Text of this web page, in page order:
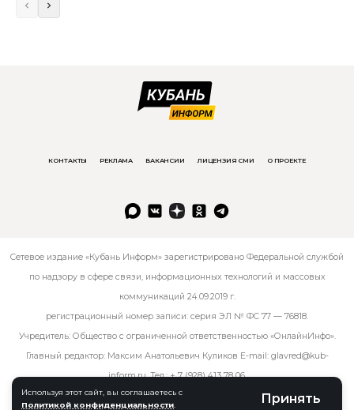
Используя этот сайт, вы соглашаетесь с
Политикой конфиденциальности
Принять
КОНТАКТЫ РЕКЛАМА ВАКАНСИИ ЛИЦЕНЗИЯ СМИ О ПРОЕКТЕ
Сетевое издание «Кубань Информ» зарегистрировано Федеральной службой
по надзору в сфере связи, информационных технологий и массовых
коммуникаций 24.09.2019 г.
регистрационный номер записи: серия ЭЛ № ФС 77 — 76818.
Учредитель: Общество с ограниченной ответственностью «ОнлайнИнфо».
Главный редактор: Максим Анатольевич Куликов E-mail: glavred@kub-
inform.ru. Тел.:+ 7 (928) 413 78 06.